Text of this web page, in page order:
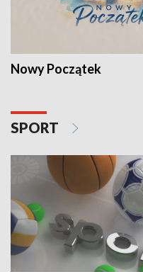
Nowy Początek
SPORT